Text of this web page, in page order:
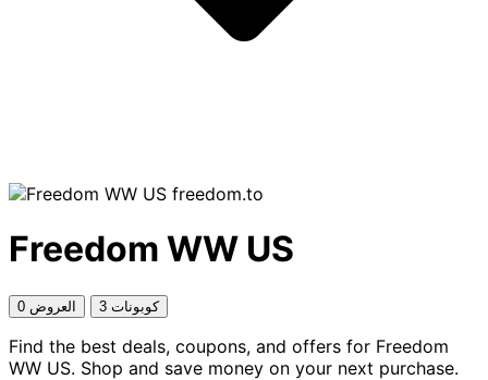
freedom.to
Freedom WW US
0 العروض 3 كوبونات
Find the best deals, coupons, and offers for Freedom
WW US. Shop and save money on your next purchase.